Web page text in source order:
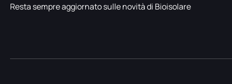
Resta sempre aggiornato sulle novità di Bioisolare